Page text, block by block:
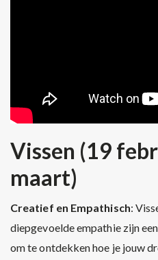
Vissen (19
maart)
Creatief en Empathisch:
diepgevoelde empathie zijn
om te ontdekken hoe je jouw